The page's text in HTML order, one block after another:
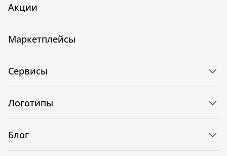
Акции
Маркетплейсы
Сервисы
Логотипы
Блог